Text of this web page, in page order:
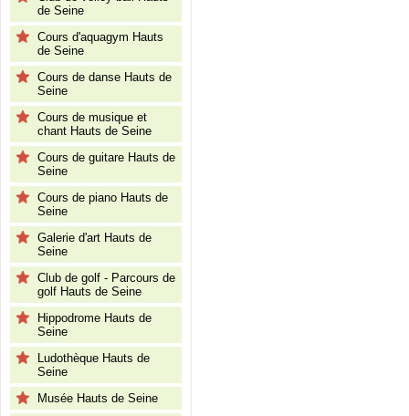
de Seine
Cours d'aquagym Hauts
de Seine
Cours de danse Hauts de
Seine
Cours de musique et
chant Hauts de Seine
Cours de guitare Hauts de
Seine
Cours de piano Hauts de
Seine
Galerie d'art Hauts de
Seine
Club de golf - Parcours de
golf Hauts de Seine
Hippodrome Hauts de
Seine
Ludothèque Hauts de
Seine
Musée Hauts de Seine